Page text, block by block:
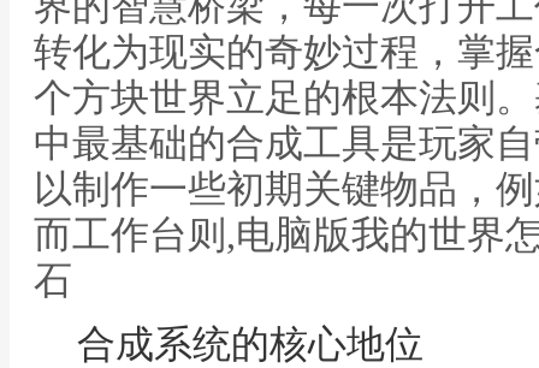
转化为现实的奇妙过程，掌
个方块世界立足的根本法则
中最基础的合成工具是玩家
以制作一些初期关键物品，
而工作台则,电脑版我的世界
石
合成系统的核心地位